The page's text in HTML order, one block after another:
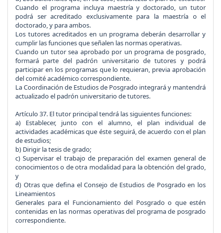
Cuando el programa incluya maestría y doctorado, un tutor
podrá ser acreditado exclusivamente para la maestría o el
doctorado, y para ambos.
Los tutores acreditados en un programa deberán desarrollar y
cumplir las funciones que señalen las normas operativas.
Cuando un tutor sea aprobado por un programa de posgrado,
formará parte del padrón universitario de tutores y podrá
participar en los programas que lo requieran, previa aprobación
del comité académico correspondiente.
La Coordinación de Estudios de Posgrado integrará y mantendrá
actualizado el padrón universitario de tutores.
Artículo 37. El tutor principal tendrá las siguientes funciones:
a) Establecer, junto con el alumno, el plan individual de
actividades académicas que éste seguirá, de acuerdo con el plan
de estudios;
b) Dirigir la tesis de grado;
c) Supervisar el trabajo de preparación del examen general de
conocimientos o de otra modalidad para la obtención del grado,
y
d) Otras que defina el Consejo de Estudios de Posgrado en los
Lineamientos
Generales para el Funcionamiento del Posgrado o que estén
contenidas en las normas operativas del programa de posgrado
correspondiente.